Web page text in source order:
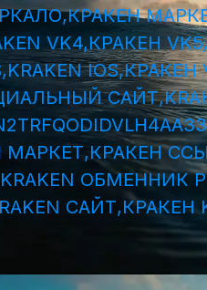
VK4,КРАКЕН
МАРКЕТ,КРАКЕН
ОБМЕННИК